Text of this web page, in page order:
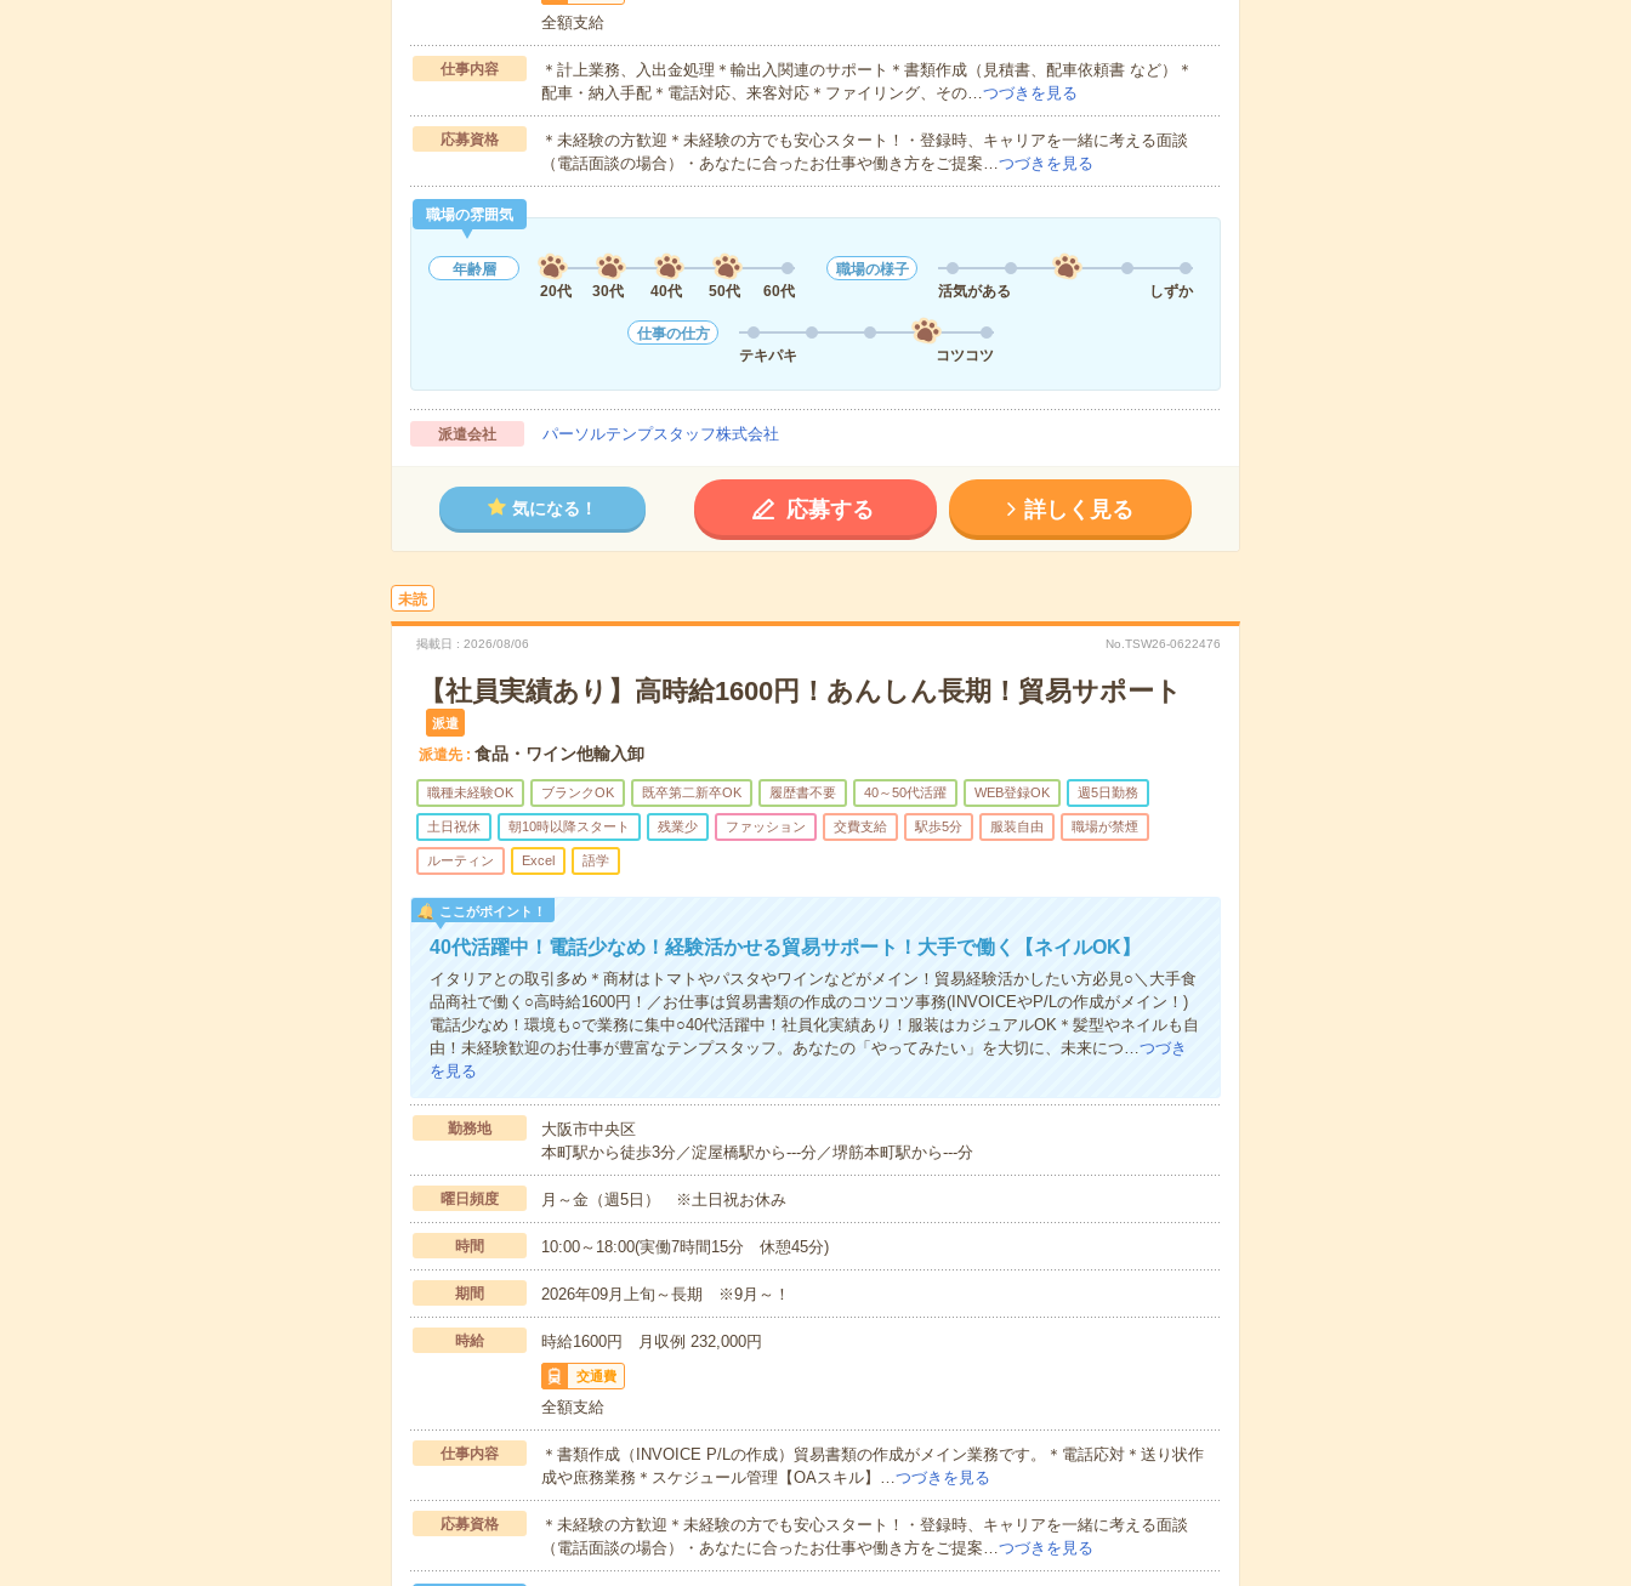
全額支給
仕事内容
＊計上業務、入出金処理＊輸出入関連のサポート＊書類作成（見積書、配車依頼書 など）＊
配車・納入手配＊電話対応、来客対応＊ファイリング、その…つづきを見る
応募資格
＊未経験の方歓迎＊未経験の方でも安心スタート！・登録時、キャリアを一緒に考える面談
（電話面談の場合）・あなたに合ったお仕事や働き方をご提案…つづきを見る
職場の雰囲気
年齢層
20代
30代 40代 50代 60代
職場の様子
活気がある
しずか
仕事の仕方
テキパキ
コツコツ
派遣会社 パーソルテンプスタッフ株式会社
気になる！ 応募する 詳しく見る
未読
掲載日 2026/08/06 No.TSW26-0622476
【社員実績あり】高時給1600円！あんしん長期！貿易サポート
派遣
派遣先 食品・ワイン他輸入卸
職種未経験OK ブランクOK 既卒第二新卒OK 履歴書不要 40～50代活躍 WEB登録OK 週5日勤務
土日祝休 朝10時以降スタート 残業少 ファッション 交費支給 駅歩5分 服装自由 職場が禁煙
ルーティン Excel 語学
ここがポイント！
40代活躍中！電話少なめ！経験活かせる貿易サポート！大手で働く【ネイルOK】
イタリアとの取引多め＊商材はトマトやパスタやワインなどがメイン！貿易経験活かしたい方必見○＼大手食
品商社で働く○高時給1600円！／お仕事は貿易書類の作成のコツコツ事務(INVOICEやP/Lの作成がメイン！)
電話少なめ！環境も○で業務に集中○40代活躍中！社員化実績あり！服装はカジュアルOK＊髪型やネイルも自
由！未経験歓迎のお仕事が豊富なテンプスタッフ。あなたの「やってみたい」を大切に、未来につ…つづき
を見る
勤務地
大阪市中央区
本町駅から徒歩3分／淀屋橋駅から---分／堺筋本町駅から---分
曜日頻度 月～金（週5日） ※土日祝お休み
時間 10:00～18:00(実働7時間15分 休憩45分)
期間 2026年09月上旬～長期 ※9月～！
時給 時給1600円 月収例 232,000円
交通費
全額支給
仕事内容
＊書類作成（INVOICE P/Lの作成）貿易書類の作成がメイン業務です。＊電話応対＊送り状作
成や庶務業務＊スケジュール管理【OAスキル】…つづきを見る
応募資格
＊未経験の方歓迎＊未経験の方でも安心スタート！・登録時、キャリアを一緒に考える面談
（電話面談の場合）・あなたに合ったお仕事や働き方をご提案…つづきを見る